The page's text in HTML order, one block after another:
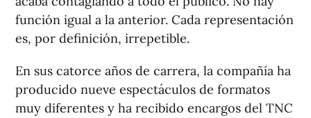
función igual a la anterior. Cada representación
es, por definición, irrepetible.
En sus catorce años de carrera, la compañía ha
producido nueve espectáculos de formatos
muy diferentes y ha recibido encargos del TNC